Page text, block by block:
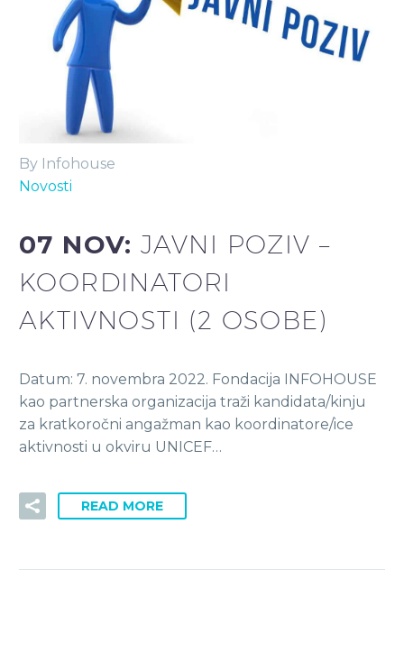
By Infohouse
Novosti
07 NOV:JAVNI POZIV –
KOORDINATORI
AKTIVNOSTI (2 OSOBE)
Datum: 7. novembra 2022. Fondacija INFOHOUSE
kao partnerska organizacija traži kandidata/kinju
za kratkoročni angažman kao koordinatore/ice
aktivnosti u okviru UNICEF…
READ MORE